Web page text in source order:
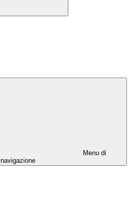
Menu di
navigazione